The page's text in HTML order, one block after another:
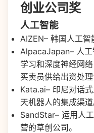
创业公司奖
人工智能
AIZEN– 韩国人工智
AlpacaJapan– 人
学习和深度神经网
买卖员供给出资处理
Kata.ai– 印尼对话
天机器人的集成渠道
SandStar– 运用人
营的草创公司。